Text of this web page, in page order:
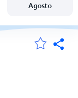
Agosto